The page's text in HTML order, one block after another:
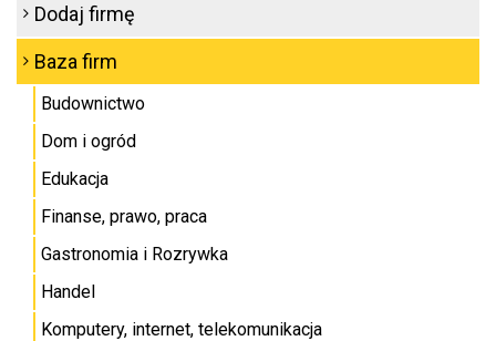
Dodaj firmę
Baza firm
Budownictwo
Dom i ogród
Edukacja
Finanse, prawo, praca
Gastronomia i Rozrywka
Handel
Komputery, internet, telekomunikacja